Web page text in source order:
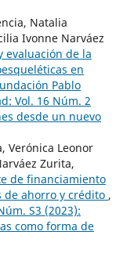
Natalia
Ivonne Narváez
evaluación de la
en
Pablo
Vol. 16 Núm. 2
desde un nuevo
Verónica Leonor
Zurita,
de financiamiento
de ahorro y crédito ,
S3 (2023):
como forma de